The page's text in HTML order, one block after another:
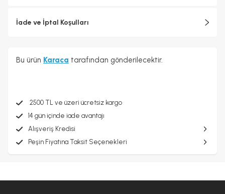
İade ve İptal Koşulları
Bu ürün Karaca tarafından gönderilecektir.
2500 TL ve üzeri ücretsiz kargo
14 gün içinde iade avantajı
Alışveriş Kredisi
Peşin Fiyatına Taksit Seçenekleri